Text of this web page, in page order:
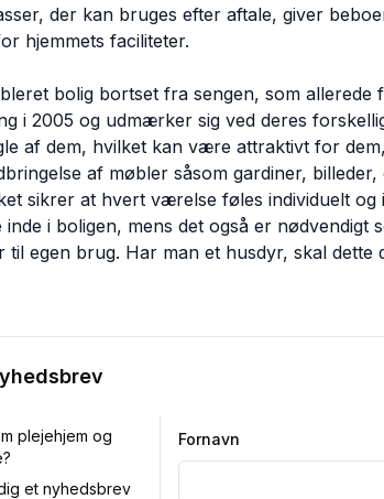
der kan bruges efter aftale, giver
hjemmets faciliteter.
bolig bortset fra sengen, som allerede
i 2005 og udmærker sig ved deres
af dem, hvilket kan være attraktivt for
af møbler såsom gardiner,
sikrer at hvert værelse føles individuelt og
i boligen, mens det også er nødvendigt
egen brug. Har man et husdyr, skal dette
plejehjem og
et nyhedsbrev
Fornavn